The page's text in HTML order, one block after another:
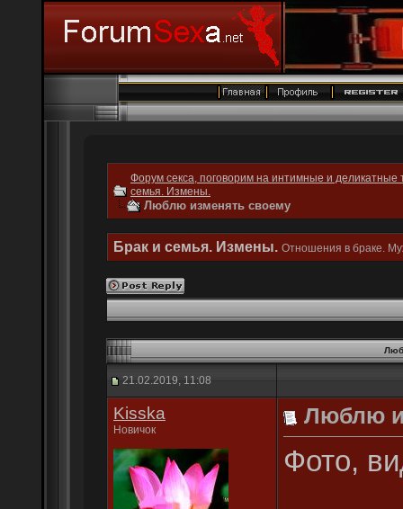
Форум секса, поговорим на интимные и деликатные
семья. Измены.
Люблю изменять своему
Брак и семья. Измены. Отношения в браке.
21.02.2019, 11:08
Kisska
Новичок
Люблю
Фото,